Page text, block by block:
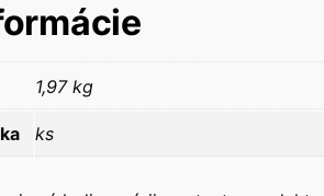
1,97 kg
ks